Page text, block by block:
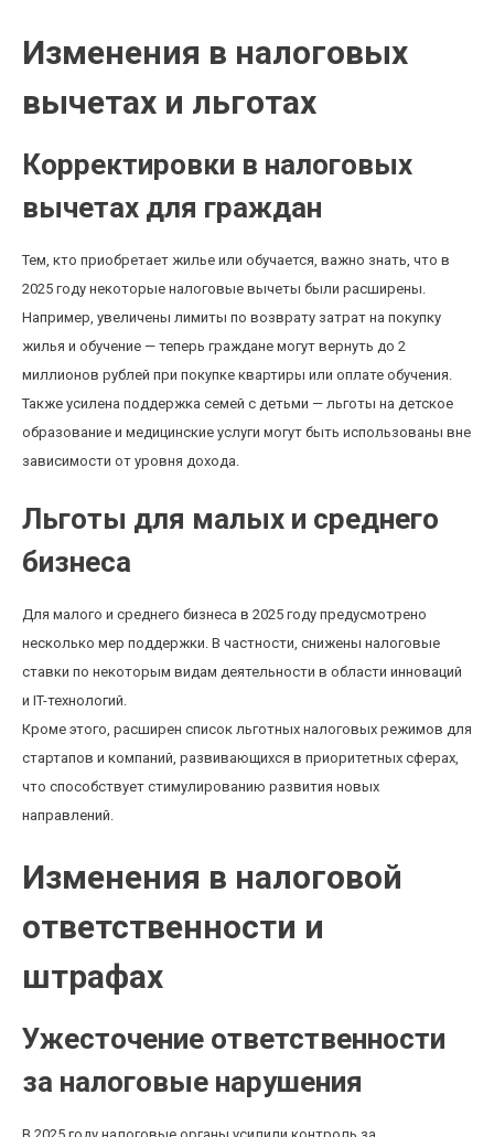
Изменения в налоговых
вычетах и льготах
Корректировки в налоговых
вычетах для граждан
Тем, кто приобретает жилье или обучается, важно знать, что в
2025 году некоторые налоговые вычеты были расширены.
Например, увеличены лимиты по возврату затрат на покупку
жилья и обучение — теперь граждане могут вернуть до 2
миллионов рублей при покупке квартиры или оплате обучения.
Также усилена поддержка семей с детьми — льготы на детское
образование и медицинские услуги могут быть использованы вне
зависимости от уровня дохода.
Льготы для малых и среднего
бизнеса
Для малого и среднего бизнеса в 2025 году предусмотрено
несколько мер поддержки. В частности, снижены налоговые
ставки по некоторым видам деятельности в области инноваций
и IT-технологий.
Кроме этого, расширен список льготных налоговых режимов для
стартапов и компаний, развивающихся в приоритетных сферах,
что способствует стимулированию развития новых
направлений.
Изменения в налоговой
ответственности и
штрафах
Ужесточение ответственности
за налоговые нарушения